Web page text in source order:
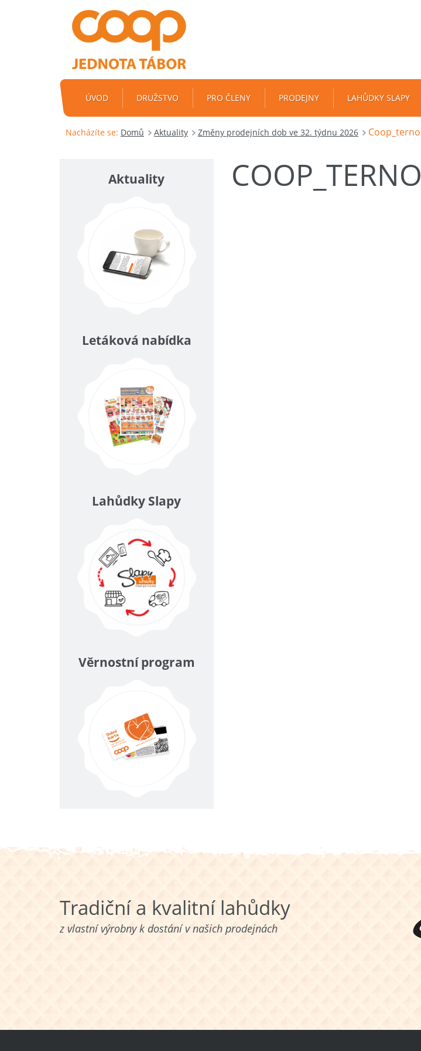
ÚVOD DRUŽSTVO PRO ČLENY PRODEJNY LAHŮDKY SLAPY
Nacházíte se: Domů Aktuality Změny prodejních dob ve 32. týdnu 2026 Coop_terno
COOP_TERNO
Aktuality
Letáková nabídka
Lahůdky Slapy
Věrnostní program
Tradiční a kvalitní lahůdky
z vlastní výrobny k dostání v našich prodejnách